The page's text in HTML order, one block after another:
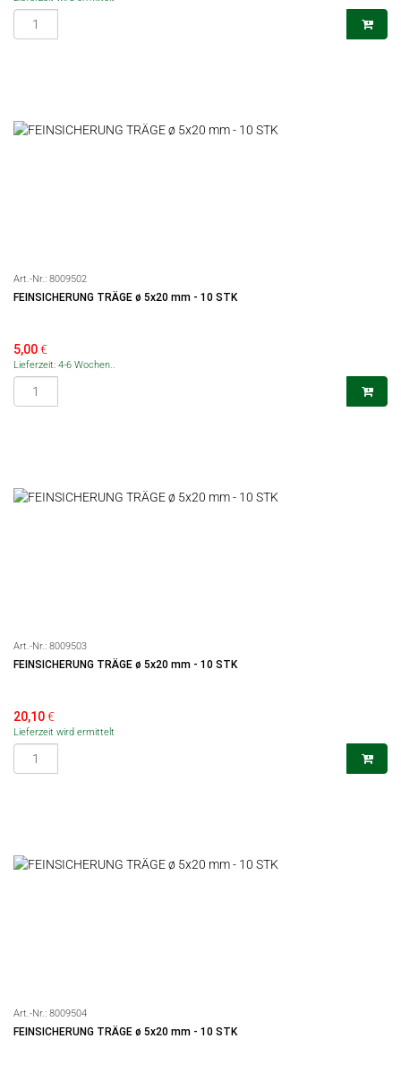
Art.-Nr.: 8009502
FEINSICHERUNG TRÄGE ø 5x20 mm - 10 STK
5,00€
Lieferzeit: 4-6 Wochen..
Art.-Nr.: 8009503
FEINSICHERUNG TRÄGE ø 5x20 mm - 10 STK
20,10€
Lieferzeit wird ermittelt
Art.-Nr.: 8009504
FEINSICHERUNG TRÄGE ø 5x20 mm - 10 STK